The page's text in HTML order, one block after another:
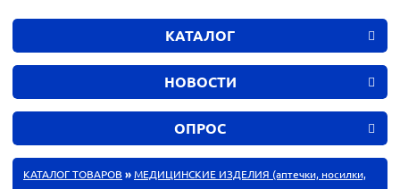
КАТАЛОГ
НОВОСТИ
ОПРОС
КАТАЛОГ ТОВАРОВ »МЕДИЦИНСКИЕ ИЗДЕЛИЯ (аптечки, носилки,